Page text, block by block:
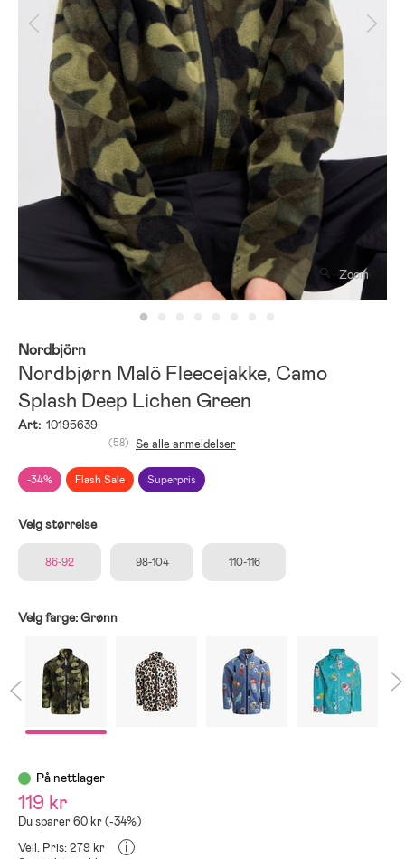
Zoom
Nordbjörn
Nordbjørn Malö Fleecejakke, Camo
Splash Deep Lichen Green
Art: 10195639
-34% Flash Sale Superpris
(58) Se alle anmeldelser
Velg størrelse
86-92 98-104 110-116
Velg farge:Grønn
På nettlager
119 kr
Du sparer 60 kr (-34%)
Veil. Pris: 279 kr
i